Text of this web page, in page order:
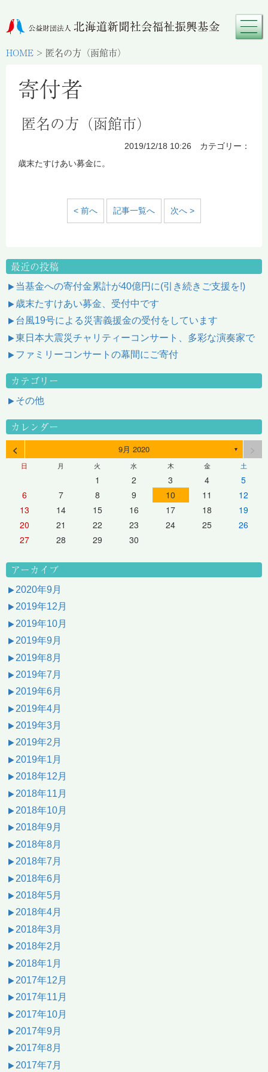
HOME > 匿名の方（函館市）
寄付者
匿名の方（函館市）
2019/12/18 10:26 カテゴリー：
歳末たすけあい募金に。
< 前へ 記事一覧へ 次へ >
最近の投稿
当基金への寄付金累計が40億円に(引き続きご支援を!)
歳末たすけあい募金、受付中です
台風19号による災害義援金の受付をしています
東日本大震災チャリティーコンサート、多彩な演奏家で
ファミリーコンサートの幕間にご寄付
カテゴリー
その他
カレンダー
< 9月 2020 ▼
日 月 火 水 木 金 土
1 2 3 4
5
6
7 8 9 10 11
12
13
14 15 16 17 18
19
20
21 22 23 24 25
26
27
28 29 30
アーカイブ
2020年9月
2019年12月
2019年10月
2019年9月
2019年8月
2019年7月
2019年6月
2019年4月
2019年3月
2019年2月
2019年1月
2018年12月
2018年11月
2018年10月
2018年9月
2018年8月
2018年7月
2018年6月
2018年5月
2018年4月
2018年3月
2018年2月
2018年1月
2017年12月
2017年11月
2017年10月
2017年9月
2017年8月
2017年7月